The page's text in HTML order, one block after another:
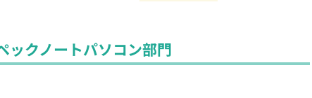
ックノートパソコン部門